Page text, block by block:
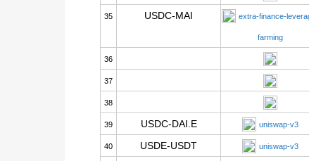
35 USDC-MAI extra-finance-
farming
36
37
38
39 USDC-DAI.E uniswap-v3
40 USDE-USDT uniswap-v3